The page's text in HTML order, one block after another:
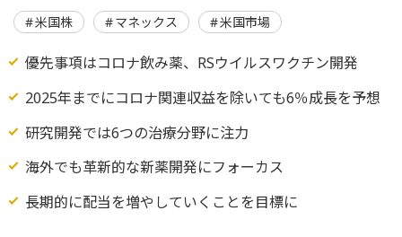
米国株 マネックス 米国市場
優先事項はコロナ飲み薬、RSウイルスワクチン開発
2025年までにコロナ関連収益を除いても6％成長を予想
研究開発では6つの治療分野に注力
海外でも革新的な新薬開発にフォーカス
長期的に配当を増やしていくことを目標に